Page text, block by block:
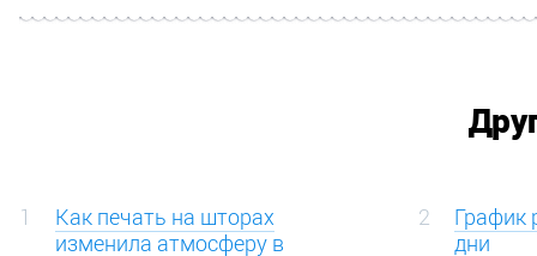
1
Как печать на шторах
изменила атмосферу в
2
График
дни